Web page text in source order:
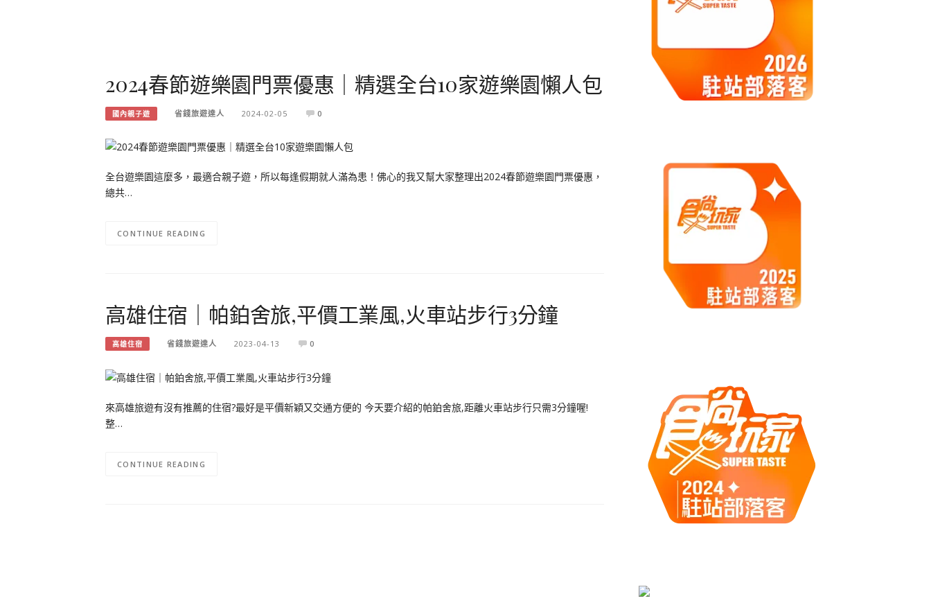
2024春節遊樂園門票優惠｜精選全台10家遊樂園懶人包
國內親子遊 省錢旅遊達人 2024-02-05 0
全台遊樂園這麼多，最適合親子遊，所以每逢假期就人滿為患！佛心的我又幫大家整理出2024春節遊樂園門票優惠，
總共…
CONTINUE READING
高雄住宿｜帕鉑舍旅,平價工業風,火車站步行3分鐘
高雄住宿 省錢旅遊達人 2023-04-13 0
來高雄旅遊有沒有推薦的住宿?最好是平價新穎又交通方便的 今天要介紹的帕鉑舍旅,距離火車站步行只需3分鐘喔!
整…
CONTINUE READING